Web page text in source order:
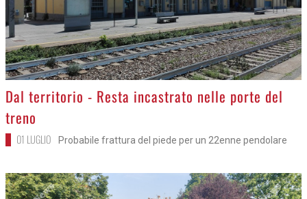
>
Dal territorio - Resta incastrato nelle porte del
treno
01 LUGLIO Probabile frattura del piede per un 22enne pendolare